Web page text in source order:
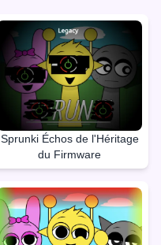
Sprunki Échos de l'Héritage
du Firmware